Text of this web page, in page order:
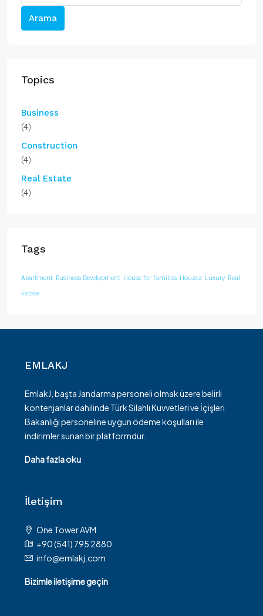
Arama
Topics
Business
(4)
Construction
(4)
Real Estate
(4)
Tags
Apartment Business Development House for families Houzez Luxury Real
Estate
EMLAKJ
EmlakJ, başta Jandarma personeli olmak üzere belirli
kontenjanlar dahilinde Türk Silahlı Kuvvetleri ve İçişleri
Bakanlığı personeline uygun ödeme koşulları ile
indirimler sunan bir platformdur.
Daha fazla oku
İletişim
One Tower AVM
+90 (541) 795 2880
info@emlakj.com
Bizimle iletişime geçin